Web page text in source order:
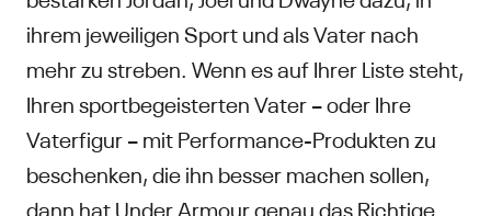
ihrem jeweiligen Sport und als Vater nach
mehr zu streben. Wenn es auf Ihrer Liste steht,
Ihren sportbegeisterten Vater – oder Ihre
Vaterfigur – mit Performance-Produkten zu
beschenken, die ihn besser machen sollen,
dann hat Under Armour genau das Richtige